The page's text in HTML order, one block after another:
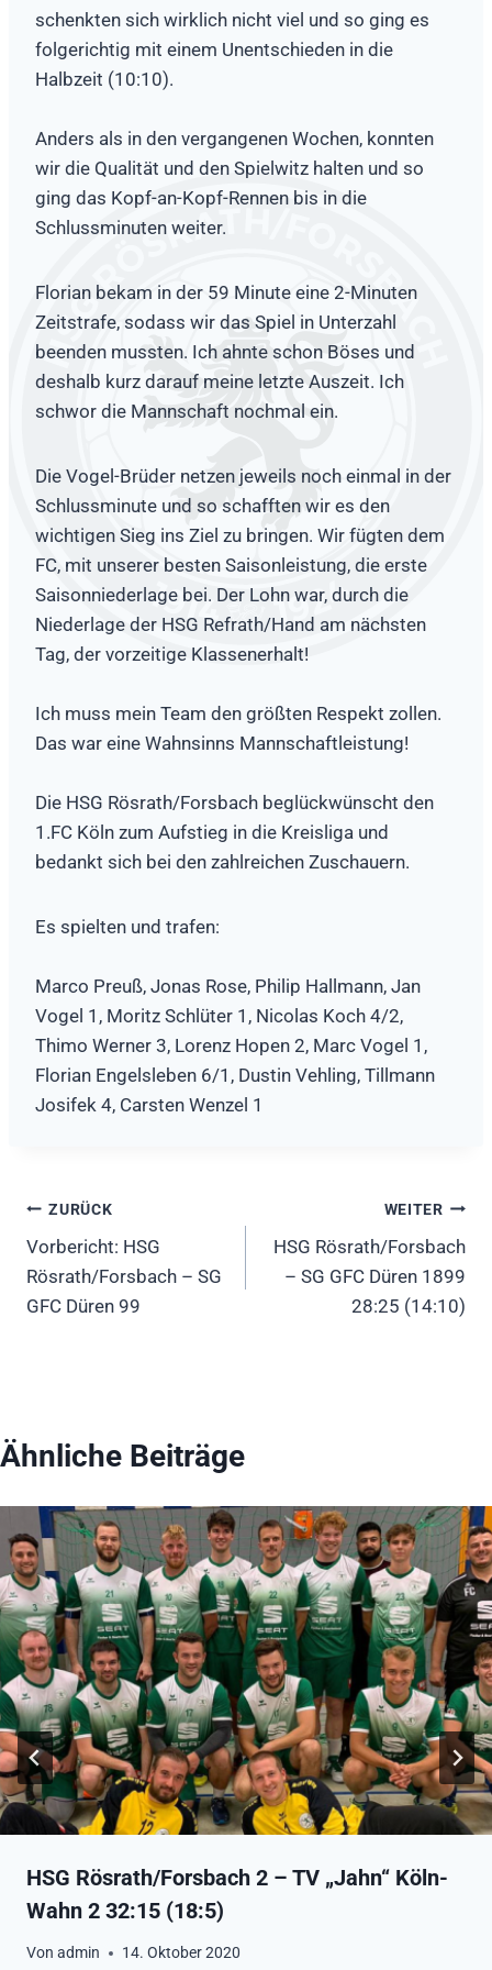
schenkten sich wirklich nicht viel und so ging es
folgerichtig mit einem Unentschieden in die
Halbzeit (10:10).
Anders als in den vergangenen Wochen, konnten
wir die Qualität und den Spielwitz halten und so
ging das Kopf-an-Kopf-Rennen bis in die
Schlussminuten weiter.
Florian bekam in der 59 Minute eine 2-Minuten
Zeitstrafe, sodass wir das Spiel in Unterzahl
beenden mussten. Ich ahnte schon Böses und
deshalb kurz darauf meine letzte Auszeit. Ich
schwor die Mannschaft nochmal ein.
Die Vogel-Brüder netzen jeweils noch einmal in der
Schlussminute und so schafften wir es den
wichtigen Sieg ins Ziel zu bringen. Wir fügten dem
FC, mit unserer besten Saisonleistung, die erste
Saisonniederlage bei. Der Lohn war, durch die
Niederlage der HSG Refrath/Hand am nächsten
Tag, der vorzeitige Klassenerhalt!
Ich muss mein Team den größten Respekt zollen.
Das war eine Wahnsinns Mannschaftleistung!
Die HSG Rösrath/Forsbach beglückwünscht den
1.FC Köln zum Aufstieg in die Kreisliga und
bedankt sich bei den zahlreichen Zuschauern.
Es spielten und trafen:
Marco Preuß, Jonas Rose, Philip Hallmann, Jan
Vogel 1, Moritz Schlüter 1, Nicolas Koch 4/2,
Thimo Werner 3, Lorenz Hopen 2, Marc Vogel 1,
Florian Engelsleben 6/1, Dustin Vehling, Tillmann
Josifek 4, Carsten Wenzel 1
Beitragsnavigation
ZURÜCK
Vorbericht: HSG
Rösrath/Forsbach – SG
GFC Düren 99
WEITER
HSG Rösrath/Forsbach
– SG GFC Düren 1899
28:25 (14:10)
Ähnliche Beiträge
HSG Rösrath/Forsbach 2 – TV „Jahn“ Köln-
Wahn 2 32:15 (18:5)
Von admin 14. Oktober 2020